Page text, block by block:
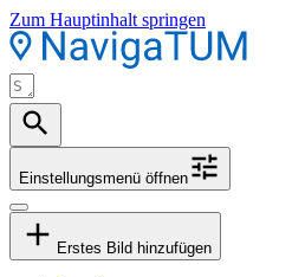
Zum Hauptinhalt springen
Einstellungsmenü öffnen
Erstes Bild hinzufügen